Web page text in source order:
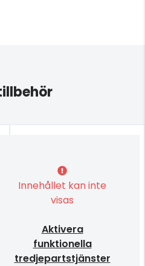
Innehållet kan inte
visas
Aktivera
funktionella
tredjepartstjänster